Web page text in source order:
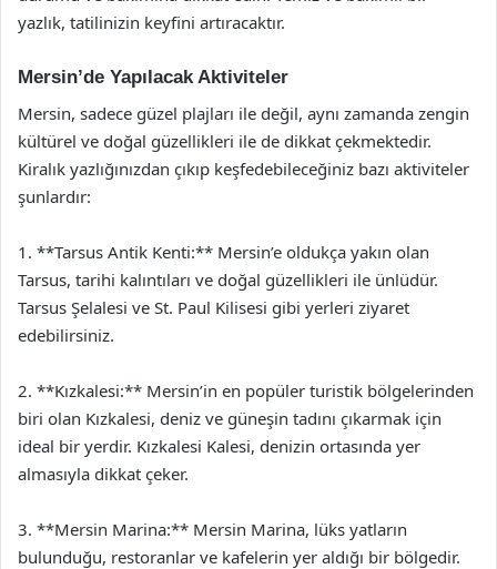
yazlık, tatilinizin keyfini artıracaktır.
Mersin’de Yapılacak Aktiviteler
Mersin, sadece güzel plajları ile değil, aynı zamanda zengin
kültürel ve doğal güzellikleri ile de dikkat çekmektedir.
Kiralık yazlığınızdan çıkıp keşfedebileceğiniz bazı aktiviteler
şunlardır:
1. **Tarsus Antik Kenti:** Mersin’e oldukça yakın olan
Tarsus, tarihi kalıntıları ve doğal güzellikleri ile ünlüdür.
Tarsus Şelalesi ve St. Paul Kilisesi gibi yerleri ziyaret
edebilirsiniz.
2. **Kızkalesi:** Mersin’in en popüler turistik bölgelerinden
biri olan Kızkalesi, deniz ve güneşin tadını çıkarmak için
ideal bir yerdir. Kızkalesi Kalesi, denizin ortasında yer
almasıyla dikkat çeker.
3. **Mersin Marina:** Mersin Marina, lüks yatların
bulunduğu, restoranlar ve kafelerin yer aldığı bir bölgedir.